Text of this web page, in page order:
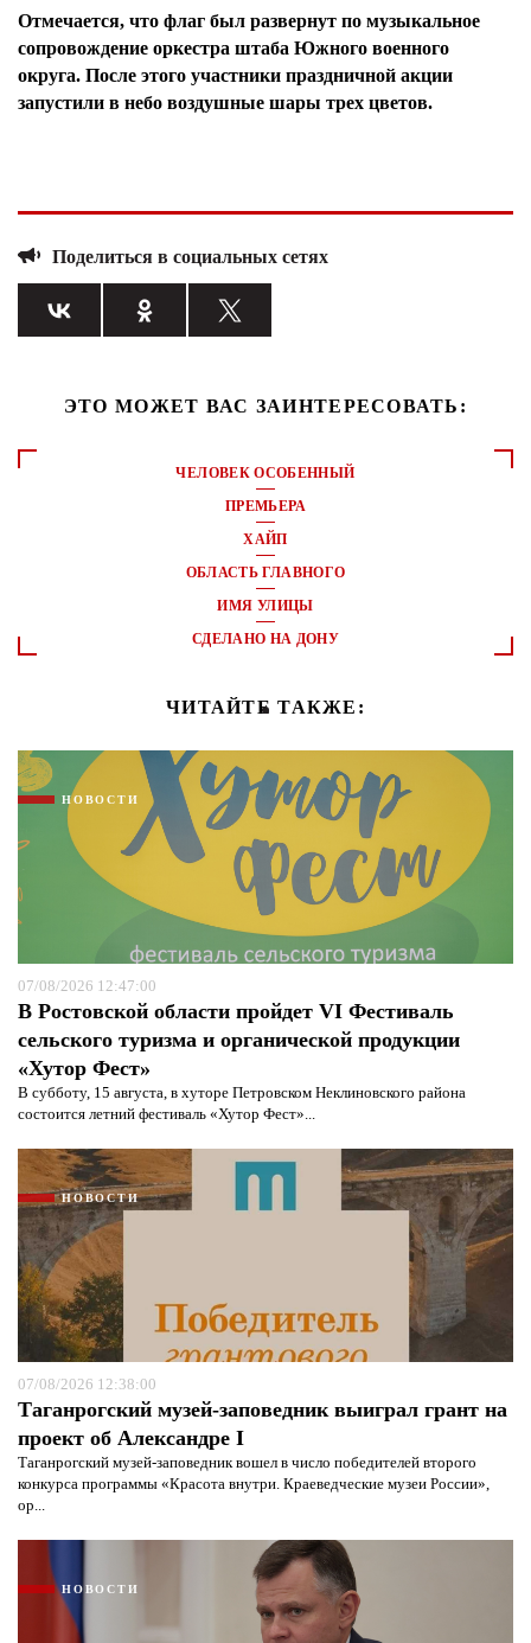
Отмечается, что флаг был развернут по музыкальное
сопровождение оркестра штаба Южного военного
округа. После этого участники праздничной акции
запустили в небо воздушные шары трех цветов.
Поделиться в социальных сетях
ЭТО МОЖЕТ ВАС ЗАИНТЕРЕСОВАТЬ:
ЧЕЛОВЕК ОСОБЕННЫЙ
ПРЕМЬЕРА
ХАЙП
ОБЛАСТЬ ГЛАВНОГО
ИМЯ УЛИЦЫ
СДЕЛАНО НА ДОНУ
ЧИТАЙТЕ ТАКЖЕ:
НОВОСТИ
07/08/2026 12:47:00
В Ростовской области пройдет VI Фестиваль
сельского туризма и органической продукции
«Хутор Фест»
В субботу, 15 августа, в хуторе Петровском Неклиновского района
состоится летний фестиваль «Хутор Фест»...
НОВОСТИ
07/08/2026 12:38:00
Таганрогский музей-заповедник выиграл грант на
проект об Александре I
Таганрогский музей-заповедник вошел в число победителей второго
конкурса программы «Красота внутри. Краеведческие музеи России»,
ор...
НОВОСТИ